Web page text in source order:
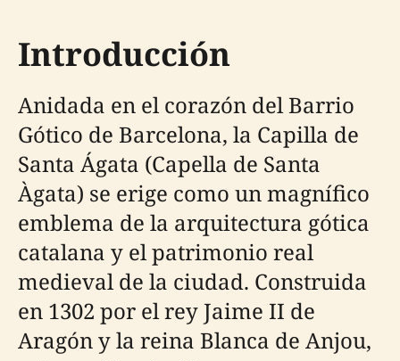
Introducción
Anidada en el corazón del Barrio
Gótico de Barcelona, la Capilla de
Santa Ágata (Capella de Santa
Àgata) se erige como un magnífico
emblema de la arquitectura gótica
catalana y el patrimonio real
medieval de la ciudad. Construida
en 1302 por el rey Jaime II de
Aragón y la reina Blanca de Anjou,